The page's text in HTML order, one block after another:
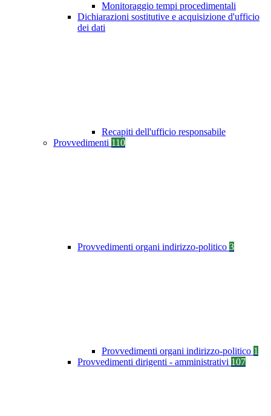
Monitoraggio tempi procedimentali
Dichiarazioni sostitutive e acquisizione d'ufficio
dei dati
Recapiti dell'ufficio responsabile
Provvedimenti 110
Provvedimenti organi indirizzo-politico 3
Provvedimenti organi indirizzo-politico 1
Provvedimenti dirigenti - amministrativi 107